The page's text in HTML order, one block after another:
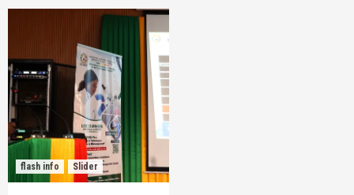
flash info Slider